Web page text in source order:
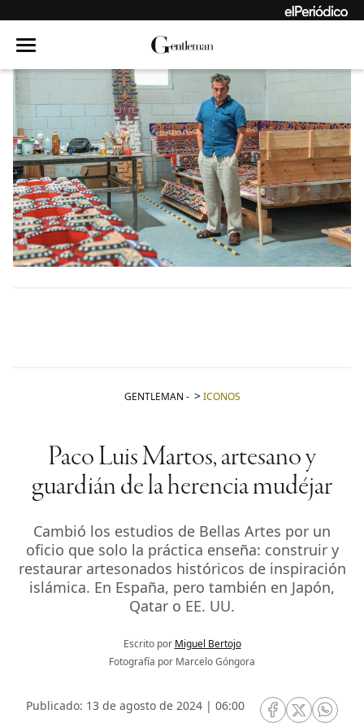
GENTLEMAN - ICONOS
Paco Luis Martos, artesano y
guardián de la herencia mudéjar
Cambió los estudios de Bellas Artes por un
oficio que solo la práctica enseña: construir y
restaurar artesonados históricos de inspiración
islámica. En España, pero también en Japón,
Qatar o EE. UU.
Escrito por Miguel Bertojo
Fotografía por Marcelo Góngora
Publicado: 13 de agosto de 2024 | 06:00
RRSS Facebook
RRSSRRSS